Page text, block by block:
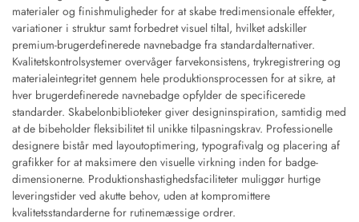
materialer og finishmuligheder for at skabe tredimensionale effekter,
variationer i struktur samt forbedret visuel tiltal, hvilket adskiller
premium-brugerdefinerede navnebadge fra standardalternativer.
Kvalitetskontrolsystemer overvåger farvekonsistens, trykregistrering og
materialeintegritet gennem hele produktionsprocessen for at sikre, at
hver brugerdefinerede navnebadge opfylder de specificerede
standarder. Skabelonbiblioteker giver designinspiration, samtidig med
at de bibeholder fleksibilitet til unikke tilpasningskrav. Professionelle
designere bistår med layoutoptimering, typografivalg og placering af
grafikker for at maksimere den visuelle virkning inden for badge-
dimensionerne. Produktionshastighedsfaciliteter muliggør hurtige
leveringstider ved akutte behov, uden at kompromittere
kvalitetsstandarderne for rutinemæssige ordrer.